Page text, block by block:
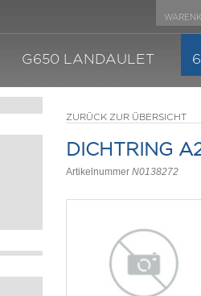
G650 LANDAULET
ZURÜCK ZUR ÜBERSICHT
DICHTRING
Artikelnummer N0138272